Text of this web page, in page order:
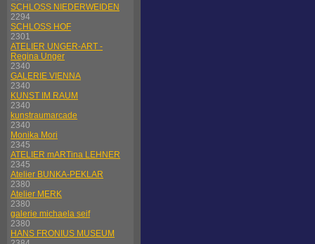
SCHLOSS NIEDERWEIDEN
2294
SCHLOSS HOF
2301
ATELIER UNGER-ART -
Regina Unger
2340
GALERIE VIENNA
2340
KUNST IM RAUM
2340
kunstraumarcade
2340
Monika Mori
2345
ATELIER mARTina LEHNER
2345
Atelier BUNKA-PEKLAR
2380
Atelier MERK
2380
galerie michaela seif
2380
HANS FRONIUS MUSEUM